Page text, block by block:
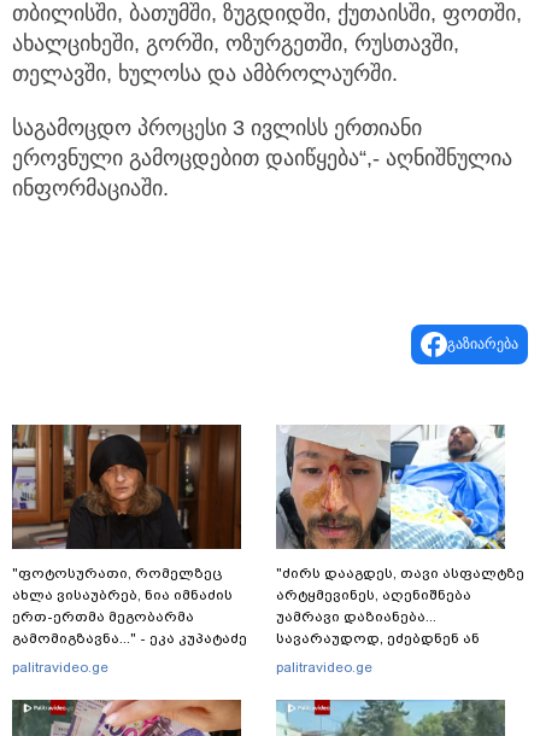
თბილისში, ბათუმში, ზუგდიდში, ქუთაისში, ფოთში,
ახალციხეში, გორში, ოზურგეთში, რუსთავში,
თელავში, ხულოსა და ამბროლაურში.
საგამოცდო პროცესი 3 ივლისს ერთიანი
ეროვნული გამოცდებით დაიწყება“,- აღნიშნულია
ინფორმაციაში.
გაზიარება
"ფოტოსურათი, რომელზეც
ახლა ვისაუბრებ, ნია იმნაძის
ერთ-ერთმა მეგობარმა
გამომიგზავნა..." - ეკა კუპატაძე
palitravideo.ge
"ძირს დააგდეს, თავი ასფალტზე
არტყმევინეს, აღენიშნება
უამრავი დაზიანება...
სავარაუდოდ, ეძებდნენ ან
დებდნენ ნარკოტიკს" - რას
რომელსაც
არასრულწლოვანები
palitravideo.ge